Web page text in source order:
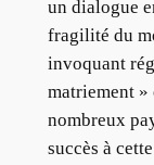
un dialogue
fragilité du
invoquant
matriement »
nombreux
succès à